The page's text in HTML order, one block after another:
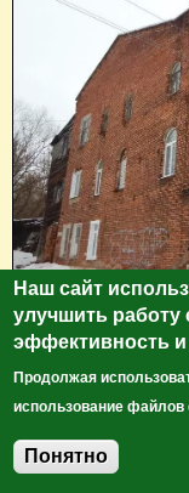
Наш сайт
улучшить работу
эффективность и
Продолжая
использование файлов
Понятно